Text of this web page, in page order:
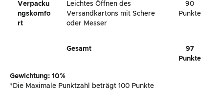
Verpacku
Ngskomfo
Rt
Leichtes Öffnen des
Versandkartons mit Schere
oder Messer
90
Punkte
Gesamt
97
Punkte
Gewichtung: 10%
*Die Maximale Punktzahl beträgt 100 Punkte